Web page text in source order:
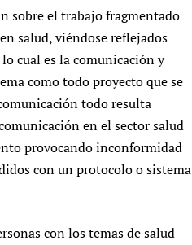
Services
sobre el trabajo fragmentado
salud, viéndose reflejados
cual es la comunicación y
como todo proyecto que se
todo resulta
en el sector salud
provocando inconformidad
con un protocolo o sistema
con los temas de salud